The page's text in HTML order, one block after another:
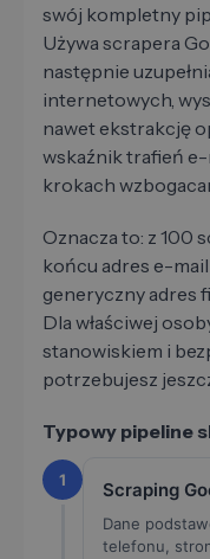
swój kompletny
Używa scrapera
następnie
internetowych,
nawet ekstrakcję
wskaźnik trafień
krokach
Oznacza to: z 100
końcu adres e-
generyczny adres
Dla właściwej
stanowiskiem i
potrzebujesz
Typowy pipeline
1 Scraping
Dane
telefonu,